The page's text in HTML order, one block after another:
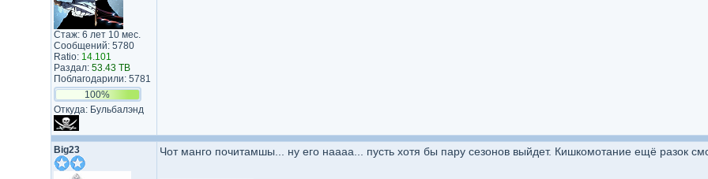
Стаж: 6 лет 10 мес.
Сообщений: 5780
Ratio: 14.101
Раздал: 53.43 TB
Поблагодарили: 5781
100%
Откуда: Бульбалэнд
Big23 Чот манго почитамшы... ну его наааа... пусть хотя бы пару сезонов выйдет. Кишкомотание ещё разок